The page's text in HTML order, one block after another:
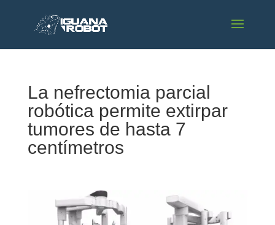
La nefrectomia parcial
robótica permite extirpar
tumores de hasta 7
centímetros